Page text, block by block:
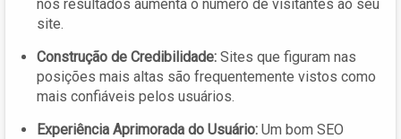
nos resultados aumenta o número de visitantes ao seu
site.
Construção de Credibilidade: Sites que figuram nas
posições mais altas são frequentemente vistos como
mais confiáveis pelos usuários.
Experiência Aprimorada do Usuário: Um bom SEO